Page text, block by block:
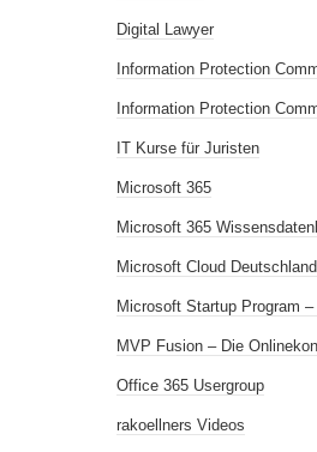
Digital Lawyer
Information Protection
Information Protection
IT Kurse für Juristen
Microsoft 365
Microsoft 365
Microsoft Cloud
Microsoft Startup Program
MVP Fusion – Die
Office 365 Usergroup
rakoellners Videos